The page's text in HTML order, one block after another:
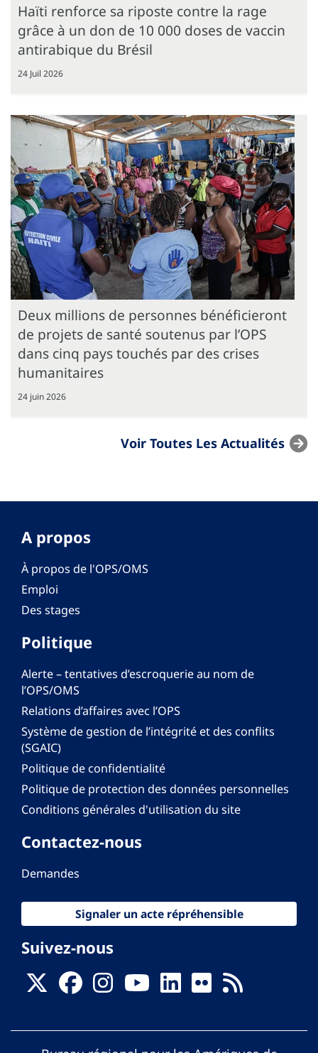
Haïti renforce sa riposte contre la rage
grâce à un don de 10 000 doses de vaccin
antirabique du Brésil
24 Juil 2026
Deux millions de personnes bénéficieront
de projets de santé soutenus par l’OPS
dans cinq pays touchés par des crises
humanitaires
24 juin 2026
Voir Toutes Les Actualités
A propos
À propos de l'OPS/OMS
Emploi
Des stages
Politique
Alerte – tentatives d’escroquerie au nom de
l’OPS/OMS
Relations d’affaires avec l’OPS
Système de gestion de l’intégrité et des conflits
(SGAIC)
Politique de confidentialité
Politique de protection des données personnelles
Conditions générales d'utilisation du site
Contactez-nous
Demandes
Signaler un acte répréhensible
Suivez-nous